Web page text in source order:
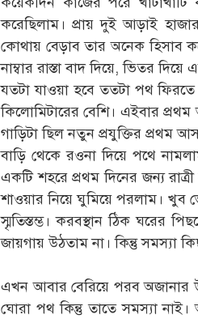
করেছিলাম। প্রায় দুই আড়াই
কোথায় বেড়াব তার অনেক হিসাব
নাম্বার রাস্তা বাদ দিয়ে, ভিতর
যতটা যাওয়া হবে ততটা পথ
কিলোমিটারের বেশি। এইবার
গাড়িটা ছিল নতুন প্রযুক্তির প্রথম
বাড়ি থেকে রওনা দিয়ে পথে
একটি শহরে প্রথম দিনের জন্য
শাওয়ার নিয়ে ঘুমিয়ে পরলাম। খুব
স্মৃতিস্তম্ভ। করবস্থান ঠিক ঘরের
জায়গায় উঠতাম না। কিন্তু
এখন আবার বেরিয়ে পরব অজানার
ঘোরা পথ কিন্তু তাতে সমস্যা